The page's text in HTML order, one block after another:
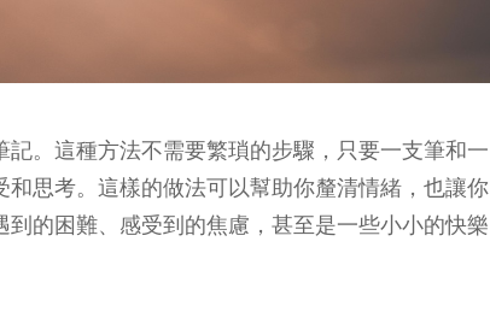
。這種方法不需要繁瑣的步驟，只要一支筆和一
思考。這樣的做法可以幫助你釐清情緒，也讓你
的困難、感受到的焦慮，甚至是一些小小的快樂